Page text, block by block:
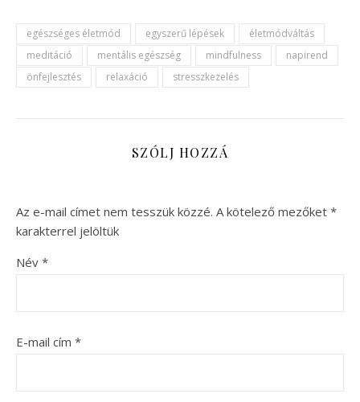
egészséges életmód egyszerű lépések
életmódváltás
meditáció
mentális egészség mindfulness
napirend
önfejlesztés
relaxáció stresszkezelés
SZÓLJ HOZZÁ
Az e-mail címet nem tesszük közzé. A kötelező mezőket *
karakterrel jelöltük
Név *
E-mail cím *